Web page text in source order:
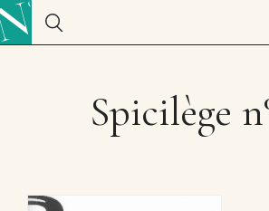
Spicilège